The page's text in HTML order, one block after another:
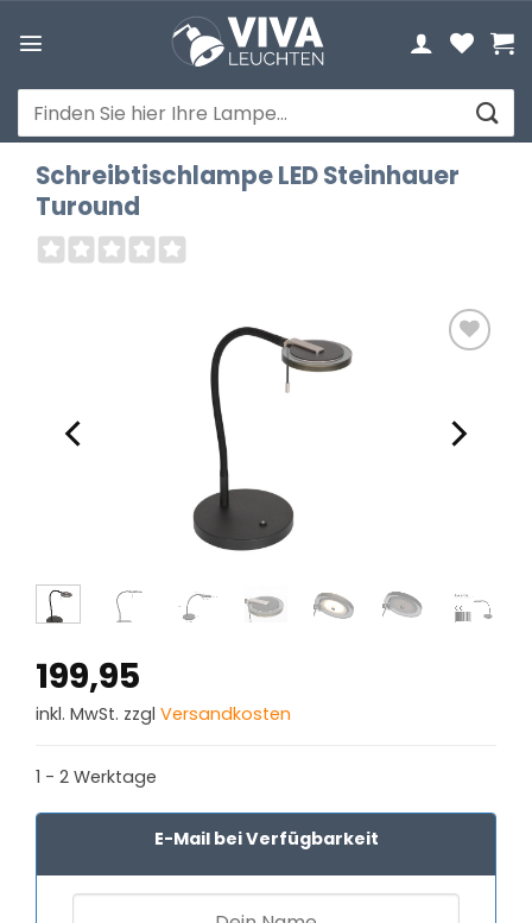
Inhalt
Suchen
nach:
Schreibtischlampe LED Steinhauer
Turound
199,95
inkl. MwSt. zzgl Versandkosten
1 - 2 Werktage
E-Mail bei Verfügbarkeit